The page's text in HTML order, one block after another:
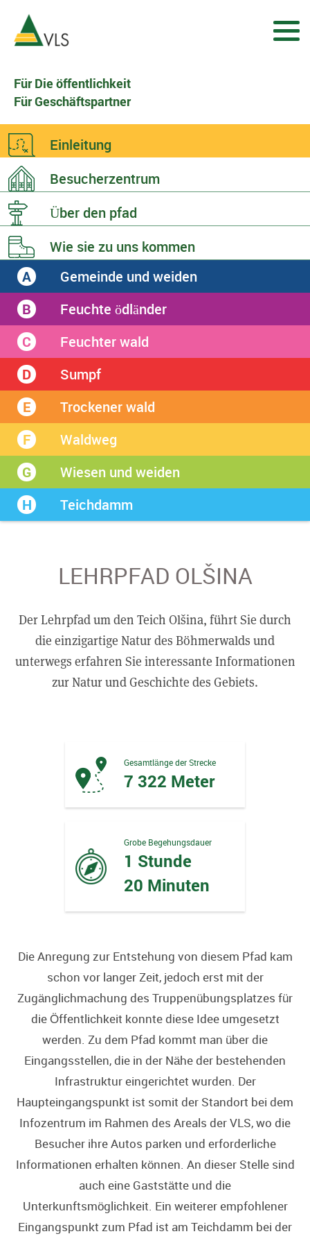
Für Die öffentlichkeit
Für Geschäftspartner
Einleitung
Besucherzentrum
Über den pfad
Wie sie zu uns kommen
Gemeinde und weiden
A
Feuchte ödländer
B
Feuchter wald
C
Sumpf
D
Trockener wald
E
Waldweg
F
Wiesen und weiden
G
Teichdamm
H
LEHRPFAD OLŠINA
Der Lehrpfad um den Teich Olšina, führt Sie durch
die einzigartige Natur des Böhmerwalds und
unterwegs erfahren Sie interessante Informationen
zur Natur und Geschichte des Gebiets.
Gesamtlänge der Strecke
7 322 Meter
Grobe Begehungsdauer
1 Stunde
20 Minuten
Die Anregung zur Entstehung von diesem Pfad kam
schon vor langer Zeit, jedoch erst mit der
Zugänglichmachung des Truppenübungsplatzes für
die Öffentlichkeit konnte diese Idee umgesetzt
werden. Zu dem Pfad kommt man über die
Eingangsstellen, die in der Nähe der bestehenden
Infrastruktur eingerichtet wurden. Der
Haupteingangspunkt ist somit der Standort bei dem
Infozentrum im Rahmen des Areals der VLS, wo die
Besucher ihre Autos parken und erforderliche
Informationen erhalten können. An dieser Stelle sind
auch eine Gaststätte und die
Unterkunftsmöglichkeit. Ein weiterer empfohlener
Eingangspunkt zum Pfad ist am Teichdamm bei der